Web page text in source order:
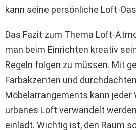
kann seine persönliche Loft-
Das Fazit zum Thema Loft-
man beim Einrichten kreativ
Regeln folgen zu müssen. Mit
Farbakzenten und durchdachten
Möbelarrangements kann jeder
urbanes Loft verwandelt
einlädt. Wichtig ist, den Raum